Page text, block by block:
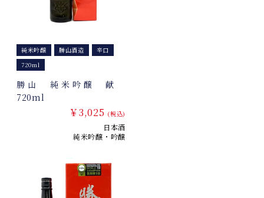
純米吟醸 勝山酒造
辛口
720ml
勝山 純米吟醸 献
720ml
￥3,025 (税込)
日本酒
純米吟醸・吟醸